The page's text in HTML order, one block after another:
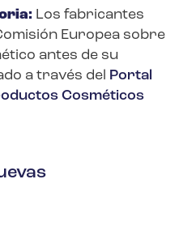
Los fabricantes
Europea sobre
antes de su
a través del Portal
Cosméticos